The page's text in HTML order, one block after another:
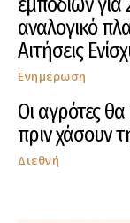
αναλογικό
Αιτήσεις
Ενημέρωση
Οι αγρότες
πριν χάσουν
Διεθνή